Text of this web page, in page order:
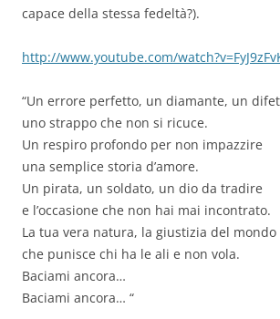
capace della stessa fedeltà?).
http://www.youtube.com/
“Un errore perfetto, un diamante, un
uno strappo che non si ricuce.
Un respiro profondo per non impazzire
una semplice storia d’amore.
Un pirata, un soldato, un dio da tradire
e l’occasione che non hai mai incontrato.
La tua vera natura, la giustizia del mondo
che punisce chi ha le ali e non vola.
Baciami ancora…
Baciami ancora… “